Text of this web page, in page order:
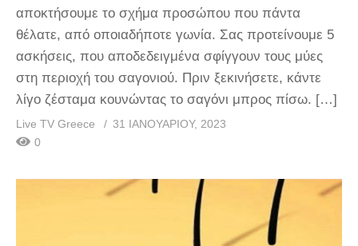
αποκτήσουμε το σχήμα προσώπου που πάντα
θέλατε, από οποιαδήποτε γωνία. Σας προτείνουμε 5
ασκήσεις, που αποδεδειγμένα σφίγγουν τους μύες
στη περιοχή του σαγονιού. Πριν ξεκινήσετε, κάντε
λίγο ζέσταμα κουνώντας το σαγόνι μπρος πίσω. […]
Live TV Greece
31 ΙΑΝΟΥΑΡΊΟΥ, 2023
0